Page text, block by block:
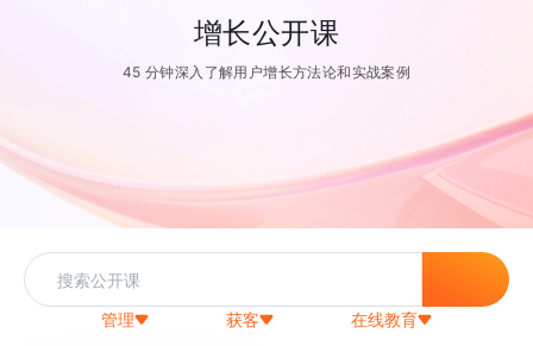
增长公开课
45 分钟深入了解用户增长方法论和实战案例
管理 获客 在线教育